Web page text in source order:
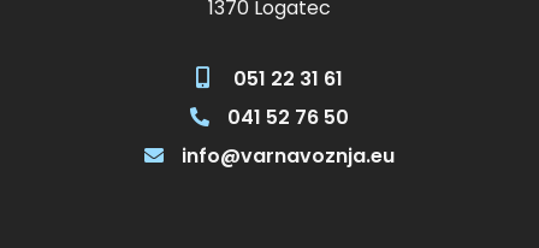
1370 Logatec
051 22 31 61
041 52 76 50
info@varnavoznja.eu